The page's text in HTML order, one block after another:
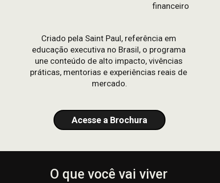
financeiro
Criado pela Saint Paul, referência em
educação executiva no Brasil, o programa
une conteúdo de alto impacto, vivências
práticas, mentorias e experiências reais de
mercado.
Acesse a Brochura
O que você vai viver